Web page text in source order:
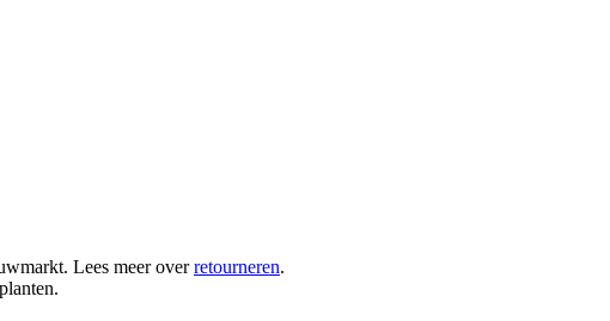
Lees meer overretourneren.